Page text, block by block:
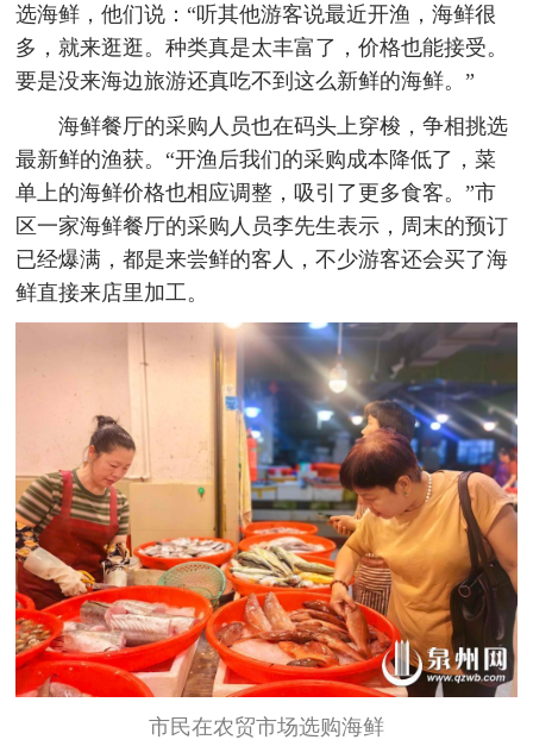
选海鲜，他们说：“听其他游客说最近开渔，海鲜很
多，就来逛逛。种类真是太丰富了，价格也能接受。
要是没来海边旅游还真吃不到这么新鲜的海鲜。”
海鲜餐厅的采购人员也在码头上穿梭，争相挑选
最新鲜的渔获。“开渔后我们的采购成本降低了，菜
单上的海鲜价格也相应调整，吸引了更多食客。”市
区一家海鲜餐厅的采购人员李先生表示，周末的预订
已经爆满，都是来尝鲜的客人，不少游客还会买了海
鲜直接来店里加工。
市民在农贸市场选购海鲜